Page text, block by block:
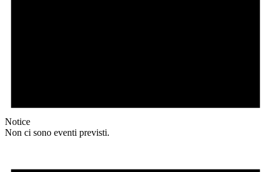
Notice
Non ci sono eventi previsti.